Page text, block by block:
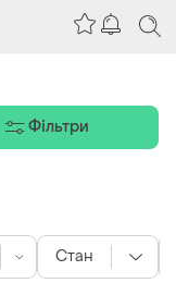
Стан
Фільтри